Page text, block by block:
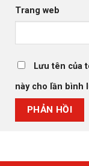
Trang web
Lưu tên của
này cho lần bình